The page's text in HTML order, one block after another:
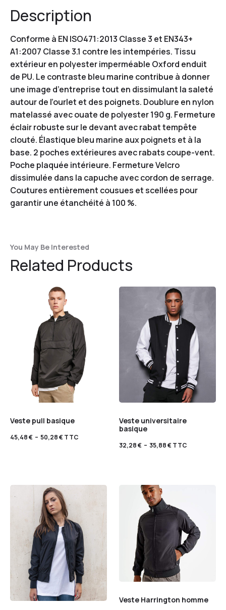
Description
Conforme à EN ISO471:2013 Classe 3 et EN343+
A1:2007 Classe 3.1 contre les intempéries. Tissu
extérieur en polyester imperméable Oxford enduit
de PU. Le contraste bleu marine contribue à donner
une image d’entreprise tout en dissimulant la saleté
autour de l’ourlet et des poignets. Doublure en nylon
matelassé avec ouate de polyester 190 g. Fermeture
éclair robuste sur le devant avec rabat tempête
clouté. Élastique bleu marine aux poignets et à la
base. 2 poches extérieures avec rabats coupe-vent.
Poche plaquée intérieure. Fermeture Velcro
dissimulée dans la capuche avec cordon de serrage.
Coutures entièrement cousues et scellées pour
garantir une étanchéité à 100 %.
You May Be Interested
Related Products
Veste pull basique
45,48€ – 50,28€TTC
Veste universitaire
basique
32,28€ – 35,88€TTC
Veste Harrington homme